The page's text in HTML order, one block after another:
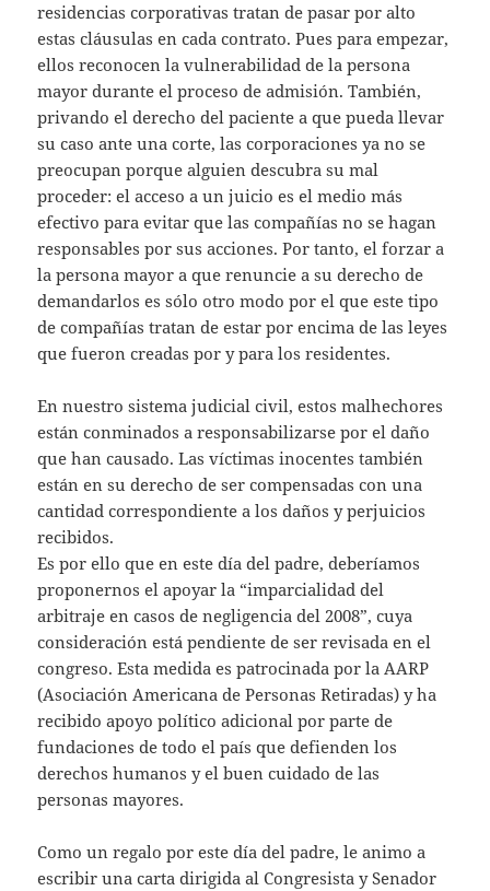
residencias corporativas tratan de pasar por alto
estas cláusulas en cada contrato. Pues para empezar,
ellos reconocen la vulnerabilidad de la persona
mayor durante el proceso de admisión. También,
privando el derecho del paciente a que pueda llevar
su caso ante una corte, las corporaciones ya no se
preocupan porque alguien descubra su mal
proceder: el acceso a un juicio es el medio más
efectivo para evitar que las compañías no se hagan
responsables por sus acciones. Por tanto, el forzar a
la persona mayor a que renuncie a su derecho de
demandarlos es sólo otro modo por el que este tipo
de compañías tratan de estar por encima de las leyes
que fueron creadas por y para los residentes.
En nuestro sistema judicial civil, estos malhechores
están conminados a responsabilizarse por el daño
que han causado. Las víctimas inocentes también
están en su derecho de ser compensadas con una
cantidad correspondiente a los daños y perjuicios
recibidos.
Es por ello que en este día del padre, deberíamos
proponernos el apoyar la “imparcialidad del
arbitraje en casos de negligencia del 2008”, cuya
consideración está pendiente de ser revisada en el
congreso. Esta medida es patrocinada por la AARP
(Asociación Americana de Personas Retiradas) y ha
recibido apoyo político adicional por parte de
fundaciones de todo el país que defienden los
derechos humanos y el buen cuidado de las
personas mayores.
Como un regalo por este día del padre, le animo a
escribir una carta dirigida al Congresista y Senador